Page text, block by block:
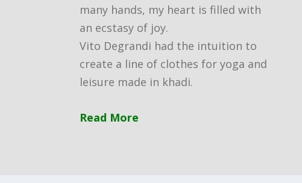
many hands, my heart is filled with
an ecstasy of joy.
Vito Degrandi had the intuition to
create a line of clothes for yoga and
leisure made in khadi.
Read More